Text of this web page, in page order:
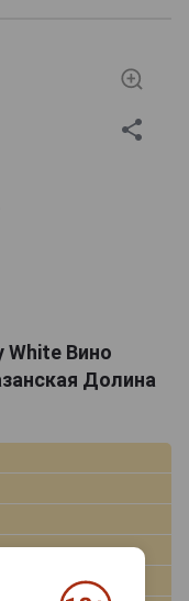
White Вино
Долина